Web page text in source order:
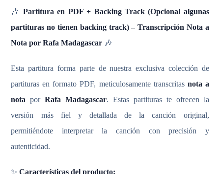
🎶Partitura en PDF + Backing Track (Opcional algunas
partituras no tienen backing track) – Transcripción Nota a
Nota por Rafa Madagascar 🎶
Esta partitura forma parte de nuestra exclusiva colección de
partituras en formato PDF, meticulosamente transcritas nota a
nota porRafa Madagascar. Estas partituras te ofrecen la
versión más fiel y detallada de la canción original,
permitiéndote interpretar la canción con precisión y
autenticidad.
✨Características del producto: